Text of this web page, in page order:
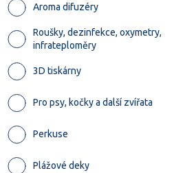
Aroma difuzéry
Roušky, dezinfekce, oxymetry,
infrateploměry
3D tiskárny
Pro psy, kočky a další zvířata
Perkuse
Plážové deky